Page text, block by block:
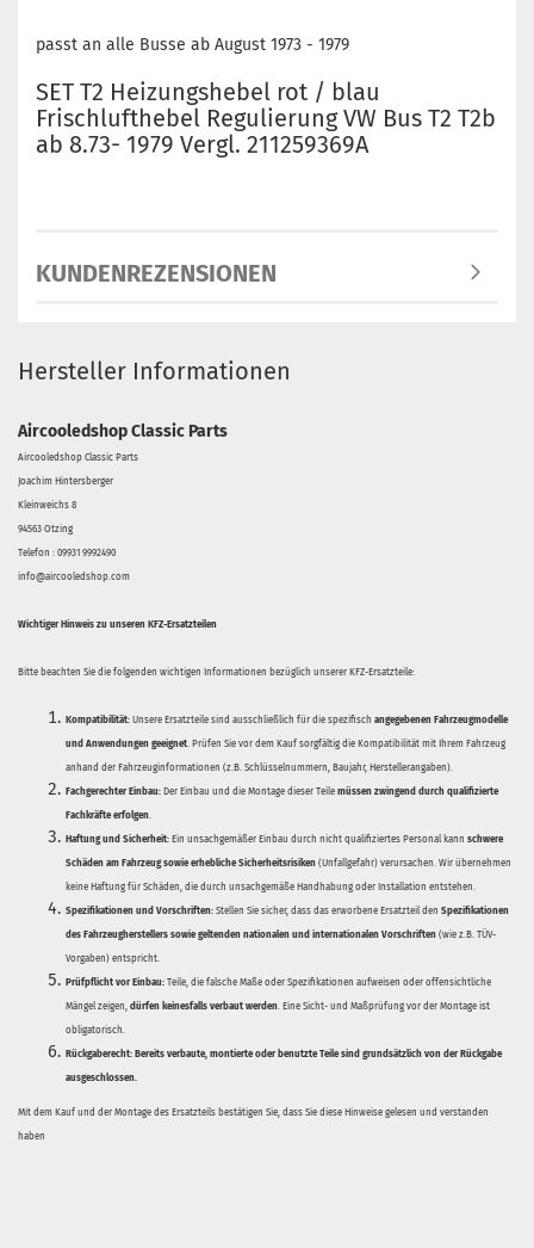
passt an alle Busse ab August 1973 - 1979
SET T2 Heizungshebel rot / blau
Frischlufthebel Regulierung VW Bus T2 T2b
ab 8.73- 1979 Vergl. 211259369A
KUNDENREZENSIONEN
Hersteller Informationen
Aircooledshop Classic Parts
Aircooledshop Classic Parts
Joachim Hintersberger
Kleinweichs 8
94563 Otzing
Telefon : 09931 9992490
info@aircooledshop.com
Wichtiger Hinweis zu unseren KFZ-Ersatzteilen
Bitte beachten Sie die folgenden wichtigen Informationen bezüglich unserer KFZ-Ersatzteile:
Kompatibilität: Unsere Ersatzteile sind ausschließlich für die spezifisch angegebenen Fahrzeugmodelle
und Anwendungen geeignet. Prüfen Sie vor dem Kauf sorgfältig die Kompatibilität mit Ihrem Fahrzeug
anhand der Fahrzeuginformationen (z.B. Schlüsselnummern, Baujahr, Herstellerangaben).
Fachgerechter Einbau: Der Einbau und die Montage dieser Teile müssen zwingend durch qualifizierte
Fachkräfte erfolgen.
Haftung und Sicherheit: Ein unsachgemäßer Einbau durch nicht qualifiziertes Personal kann schwere
Schäden am Fahrzeug sowie erhebliche Sicherheitsrisiken (Unfallgefahr) verursachen. Wir übernehmen
keine Haftung für Schäden, die durch unsachgemäße Handhabung oder Installation entstehen.
Spezifikationen und Vorschriften: Stellen Sie sicher, dass das erworbene Ersatzteil den Spezifikationen
des Fahrzeugherstellers sowie geltenden nationalen und internationalen Vorschriften (wie z.B. TÜV-
Vorgaben) entspricht.
Prüfpflicht vor Einbau: Teile, die falsche Maße oder Spezifikationen aufweisen oder offensichtliche
Mängel zeigen, dürfen keinesfalls verbaut werden. Eine Sicht- und Maßprüfung vor der Montage ist
obligatorisch.
Rückgaberecht: Bereits verbaute, montierte oder benutzte Teile sind grundsätzlich von der Rückgabe
ausgeschlossen.
Mit dem Kauf und der Montage des Ersatzteils bestätigen Sie, dass Sie diese Hinweise gelesen und verstanden
haben